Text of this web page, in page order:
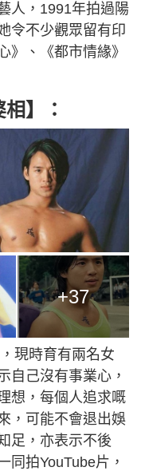
人，1991年拍過陽
令不少觀眾留有印
》、《都市情緣》
】：
+37
現時育有兩名女
自己沒有事業心，
想，每個人追求嘅
，可能不會退出娛
足，亦表示不後
同拍YouTube片，